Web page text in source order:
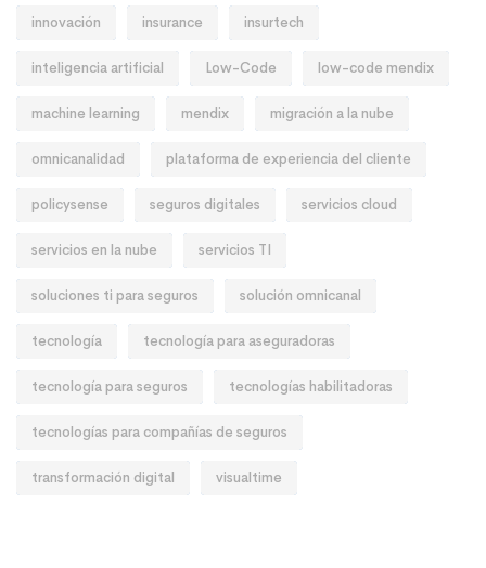
innovación insurance insurtech
inteligencia artificial Low-Code low-code mendix
machine learning mendix migración a la nube
omnicanalidad plataforma de experiencia del cliente
policysense seguros digitales servicios cloud
servicios en la nube servicios TI
soluciones ti para seguros solución omnicanal
tecnología tecnología para aseguradoras
tecnología para seguros tecnologías habilitadoras
tecnologías para compañías de seguros
transformación digital visualtime